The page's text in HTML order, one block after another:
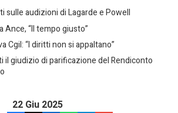
sulle audizioni di Lagarde e Powell
Ance, “Il tempo giusto”
Cgil: “I diritti non si appaltano”
il giudizio di parificazione del Rendiconto
22 Giu 2025